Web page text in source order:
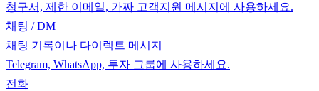
청구서, 제한 이메일, 가짜 고객지원 메시지에 사용하세요.
채팅 / DM
채팅 기록이나 다이렉트 메시지
Telegram, WhatsApp, 투자 그룹에 사용하세요.
전화